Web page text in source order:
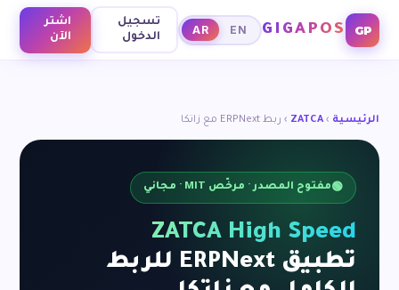
GP
GIGAPOS
EN
AR
تسجيل
الدخول
اشتر
الآن
الرئيسية ›
ZATCA
› ربط ERPNext مع زاتكا
🟢مفتوح المصدر · مرخّص MIT · مجاني
ZATCA High Speed
تطبيق ERPNext للربط